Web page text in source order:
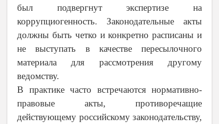
был подвергнут экспертизе на
коррупциогенность. Законодательные акты
должны быть четко и конкретно расписаны и
не выступать в качестве пересылочного
материала для рассмотрения другому
ведомству.
В практике часто встречаются нормативно-
правовые акты, противоречащие
действующему российскому законодательству,